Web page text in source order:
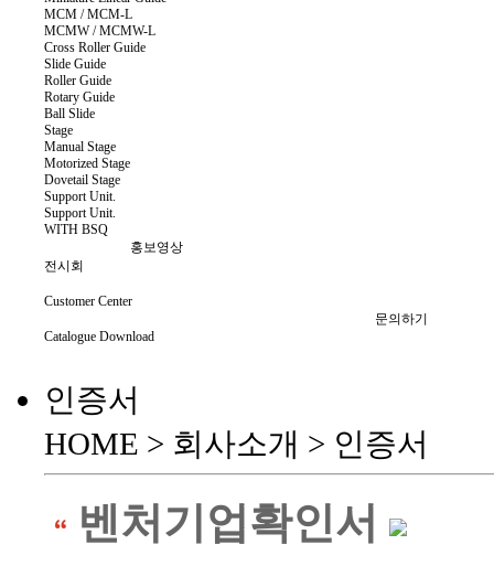
MCM / MCM-L
MCMW / MCMW-L
Cross Roller Guide
Slide Guide
Roller Guide
Rotary Guide
Ball Slide
Stage
Manual Stage
Motorized Stage
Dovetail Stage
Support Unit.
Support Unit.
WITH BSQ
홍보영상
전시회
Customer Center
문의하기
Catalogue Download
인증서
HOME > 회사소개 > 인증서
벤처기업확인서